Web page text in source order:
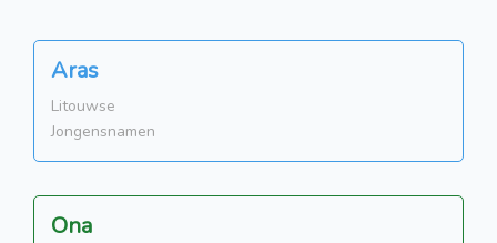
Aras
Litouwse
Jongensnamen
Ona